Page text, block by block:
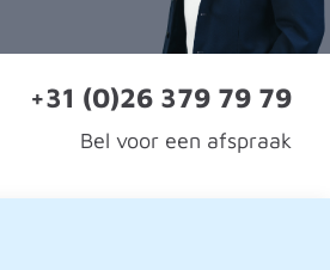
+31 (0)26 379 79 79
Bel voor een afspraak